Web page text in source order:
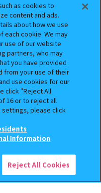
ミニチュアコレクシ
ンズEAST3階
ショップリ
2 1F
取扱商品
タウン
as cookies to
content and ads.
about how we use
cookie. We may
use of our website
partners, who may
you have provided
from your use of their
use cookies for our
click “Reject All
16 or to reject all
settings, please click
Information
Reject All Cookies